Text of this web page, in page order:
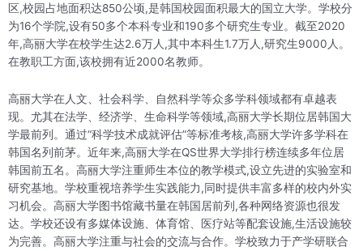
区,校园占地面积达850公顷,是韩国校园面积最大的国立大学。学校分
为16个学院,设有50多个本科专业和190多个研究生专业。截至2020
年,高丽大学在校学生达2.6万人,其中本科生1.7万人,研究生9000人。
在教职工方面,该校拥有近2000名教师。
高丽大学在人文、社会科学、自然科学等众多学科领域都有卓越表
现。尤其在法学、经济学、生命科学等领域,高丽大学长期位居韩国大
学最前列。通过“科学技术成就评估”等标准考核,高丽大学许多学科在
韩国名列前茅。近年来,高丽大学在QS世界大学排行榜连续多年位居
韩国前五名。高丽大学注重师生本位的教学模式,设立先进的实验室和
研究基地。学校重视培养学生实践能力,同时提供丰富多样的校内外实
习机会。高丽大学图书馆藏书量在韩国居前列,各种网络资源也很发
达。学校还设有多媒体设施、体育馆、医疗站等配套设施,生活设施较
为完善。高丽大学注重与社会的交流与合作。学校致力于产学研联合